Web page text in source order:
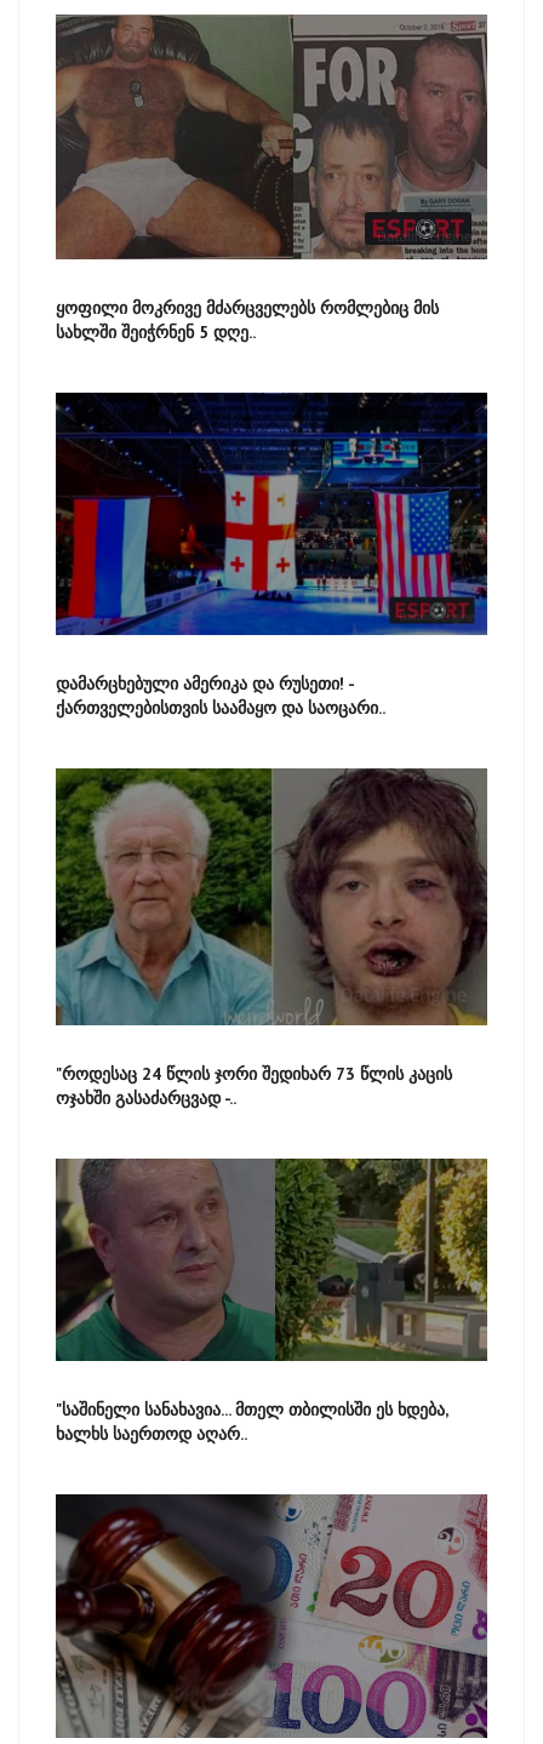
ყოფილი მოკრივე მძარცველებს რომლებიც მის
სახლში შეიჭრნენ 5 დღე..
დამარცხებული ამერიკა და რუსეთი! -
ქართველებისთვის საამაყო და საოცარი..
"როდესაც 24 წლის ჯორი შედიხარ 73 წლის კაცის
ოჯახში გასაძარცვად -..
"საშინელი სანახავია... მთელ თბილისში ეს ხდება,
ხალხს საერთოდ აღარ..